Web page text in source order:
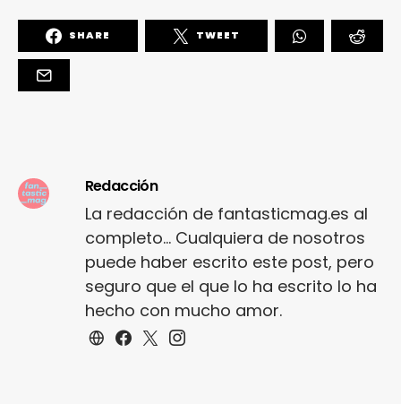
SHARE TWEET
Redacción
La redacción de fantasticmag.es al
completo... Cualquiera de nosotros
puede haber escrito este post, pero
seguro que el que lo ha escrito lo ha
hecho con mucho amor.